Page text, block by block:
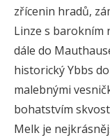
zřícenin hradů,
Linze s barokním
dále do
historický Ybbs
malebnými
bohatstvím
Melk je